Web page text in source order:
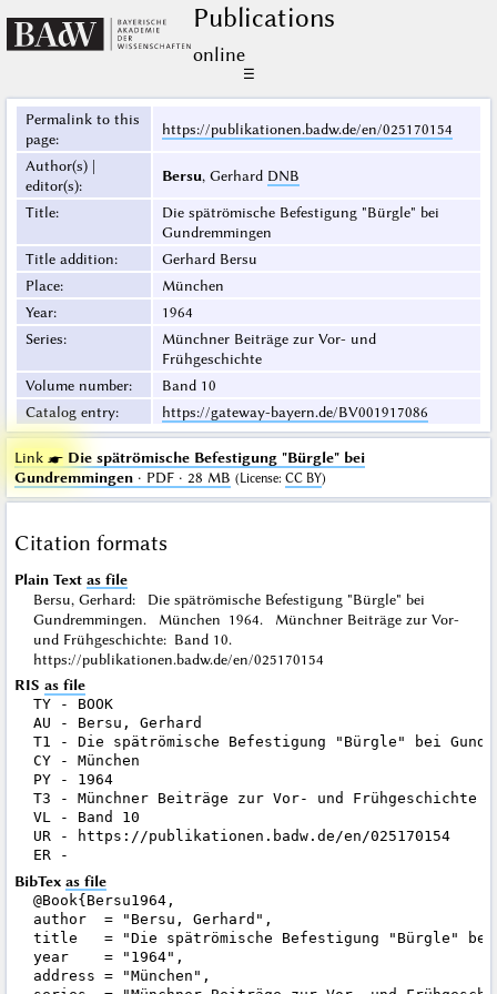
Publications
online
☰
Permalink to this
page:
https://publikationen.badw.de/en/025170154
Author(s) |
editor(s):
Bersu, Gerhard DNB
Title:
Die spätrömische Befestigung "Bürgle" bei
Gundremmingen
Title addition:
Gerhard Bersu
Place:
München
Year:
1964
Series:
Münchner Beiträge zur Vor- und
Frühgeschichte
Volume number:
Band 10
Catalog entry: https://gateway-bayern.de/BV001917086
Link ☛ Die spätrömische Befestigung "Bürgle" bei
Gundremmingen· PDF · 28 MB (License: CC BY)
Citation formats
Plain Text as file
Bersu, Gerhard: Die spätrömische Befestigung "Bürgle" bei
Gundremmingen. München 1964. Münchner Beiträge zur Vor-
und Frühgeschichte: Band 10.
https://publikationen.badw.de/en/025170154
RIS as file
TY - BOOK
AU - Bersu, Gerhard
T1 - Die spätrömische Befestigung "Bürgle" bei
CY - München
PY - 1964
T3 - Münchner Beiträge zur Vor- und Frühgeschichte
VL - Band 10
UR - https://publikationen.badw.de/en/025170154
BibTex as file
@Book{Bersu1964,
author  = "Bersu, Gerhard",
title   = "Die spätrömische Befestigung "Bürgle" bei
year    = "1964",
address = "München",